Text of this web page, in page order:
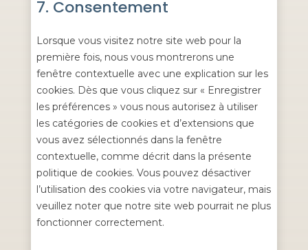
7. Consentement
Lorsque vous visitez notre site web pour la
première fois, nous vous montrerons une
fenêtre contextuelle avec une explication sur les
cookies. Dès que vous cliquez sur « Enregistrer
les préférences » vous nous autorisez à utiliser
les catégories de cookies et d’extensions que
vous avez sélectionnés dans la fenêtre
contextuelle, comme décrit dans la présente
politique de cookies. Vous pouvez désactiver
l’utilisation des cookies via votre navigateur, mais
veuillez noter que notre site web pourrait ne plus
fonctionner correctement.